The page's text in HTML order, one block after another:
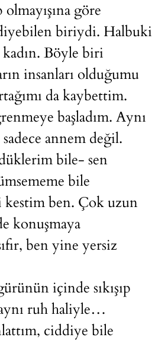
göre
biriydi. Halbuki
kadın. Böyle biri
insanları olduğumu
da kaybettim.
başladım. Aynı
annem değil.
bile- sen
bile
kestim ben. Çok uzun
konuşmaya
ben yine yersiz
içinde sıkışıp
ruh haliyle…
ciddiye bile